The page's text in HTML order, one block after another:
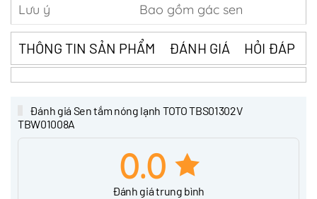
Lưu ý
Bao gồm gác sen
THÔNG TIN SẢN PHẨM ĐÁNH GIÁ HỎI ĐÁP
Đánh giá Sen tắm nóng lạnh TOTO TBS01302V
TBW01008A
0.0
Đánh giá trung bình